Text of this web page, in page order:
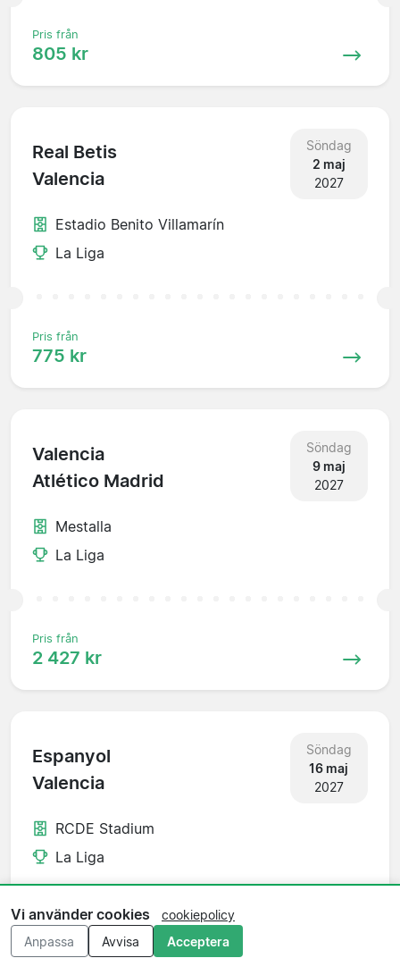
Pris från
805 kr
Real Betis
Valencia
Söndag
2 maj
2027
Estadio Benito Villamarín
La Liga
Pris från
775 kr
Valencia
Atlético Madrid
Söndag
9 maj
2027
Mestalla
La Liga
Pris från
2 427 kr
Espanyol
Valencia
Söndag
16 maj
2027
RCDE Stadium
La Liga
Pris från
785 kr
Vi använder cookies
cookiepolicy
Anpassa
Avvisa Acceptera